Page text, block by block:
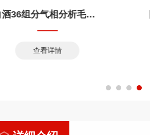
白酒36组分气相分析毛细柱
查看详情